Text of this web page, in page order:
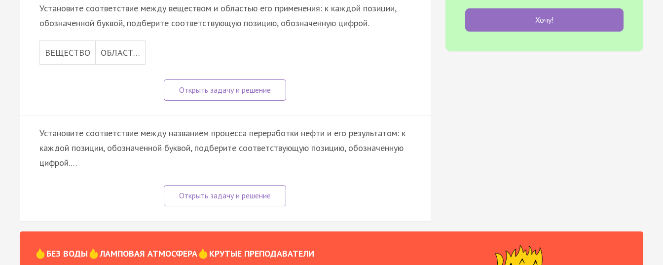
Установите соответствие между веществом и областью его применения: к каждой позиции,
обозначенной буквой, подберите соответствующую позицию, обозначенную цифрой.
ВЕЩЕСТВО ОБЛАСТ…
Установите соответствие между названием процесса переработки нефти и его результатом: к
каждой позиции, обозначенной буквой, подберите соответствующую позицию, обозначенную
цифрой.…
Хочу!
БЕЗ ВОДЫ ЛАМПОВАЯ АТМОСФЕРА КРУТЫЕ ПРЕПОДАВАТЕЛИ